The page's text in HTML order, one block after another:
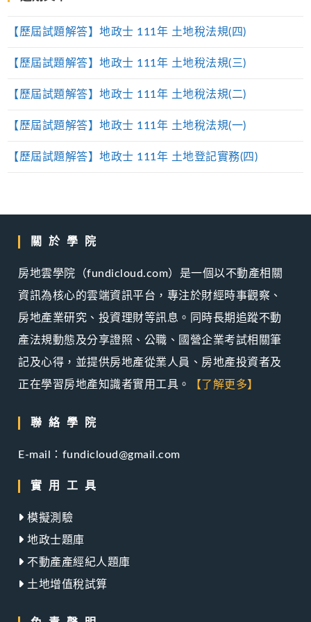
【歷屆試題解答】地政士 111年 土地稅法規(四)
【歷屆試題解答】地政士 111年 土地稅法規(三)
【歷屆試題解答】地政士 111年 土地稅法規(二)
【歷屆試題解答】地政士 111年 土地稅法規(一)
【歷屆試題解答】地政士 111年 土地登記實務(四)
關於學院
房地雲學院（fundicloud.com）是一個以不動產相關
資訊為核心的雲端資訊平台，專注於財經時事觀察、
房地產業研究、投資理財等訊息。同時長期追蹤不動
產法規動態及分享證照、公職、國營企業考試相關筆
記及心得，並提供房地產從業人員、房地產投資者及
正在學習房地產知識者實用工具。
【了解更多】
聯絡學院
E-mail：fundicloud@gmail.com
實用工具
模擬測驗
地政士題庫
不動產產經紀人題庫
土地增值稅試算